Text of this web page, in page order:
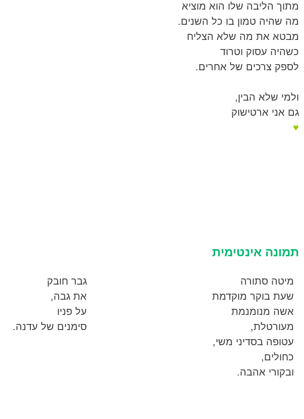
מתוך הליבה שלו הוא מוציא
מה שהיה טמון בו כל השנים.
מבטא את מה שלא הצליח
כשהיה עסוק וטרוד
לספק צרכים של אחרים.
ולמי שלא הבין,
גם אני ארטישוק
♥
תמונה אינטימית
מיטה סתורה
שעת בוקר מוקדמת
אשה מנומנמת
מעורטלת,
עטופה בסדיני משי,
כחולים,
ובקורי אהבה.
גבר חובק
את גבה,
על פניו
סימנים של עדנה.